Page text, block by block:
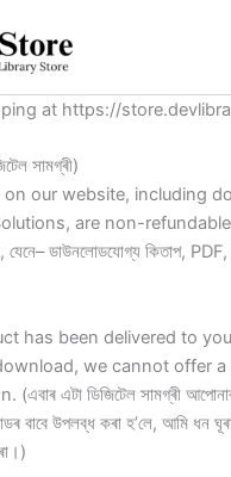
at https://
সামগ্ৰী)
our website, including
are non-
যেনে– ডাউনলোডযোগ্য কিতাপ,
has been delivered to
we cannot offer
এটা ডিজিটেল সামগ্ৰী
বাবে উপলব্ধ কৰা হ’লে, আমি ধন